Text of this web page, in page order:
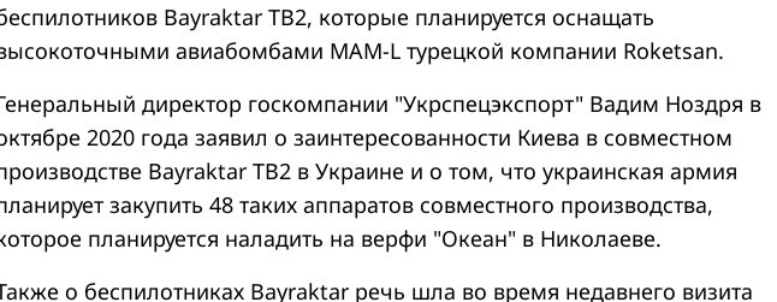
Bayraktar TB2, которые планируется оснащать
авиабомбами MAM-L турецкой компании Roketsan.
директор госкомпании "Укрспецэкспорт" Вадим Ноздря в
2020 года заявил о заинтересованности Киева в совместном
Bayraktar TB2 в Украине и о том, что украинская армия
закупить 48 таких аппаратов совместного производства,
планируется наладить на верфи "Океан" в Николаеве.
о беспилотниках Bayraktar речь шла во время недавнего визита